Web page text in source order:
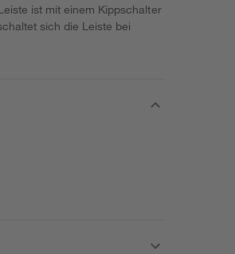
ist mit einem Kippschalter
sich die Leiste bei